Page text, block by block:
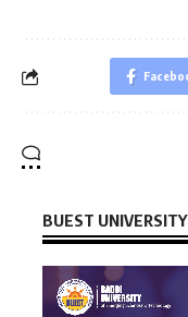
BUEST UNIVERSITY